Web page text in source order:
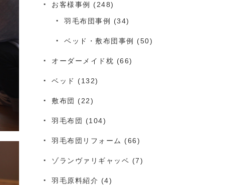
お客様事例 (248)
羽毛布団事例 (34)
ベッド・敷布団事例 (50)
オーダーメイド枕 (66)
ベッド (132)
敷布団 (22)
羽毛布団 (104)
羽毛布団リフォーム (66)
ゾランヴァリギャッベ (7)
羽毛原料紹介 (4)